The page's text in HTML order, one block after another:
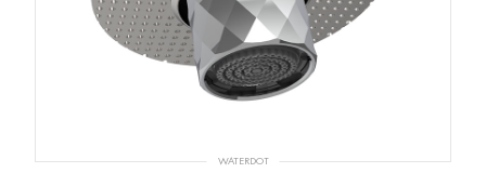
WATERDOT